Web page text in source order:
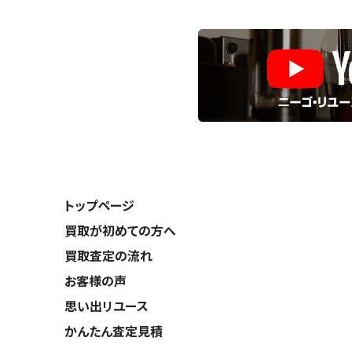
トップページ
買取が初めての方へ
買取査定の流れ
お客様の声
思い出リユース
かんたん査定見積